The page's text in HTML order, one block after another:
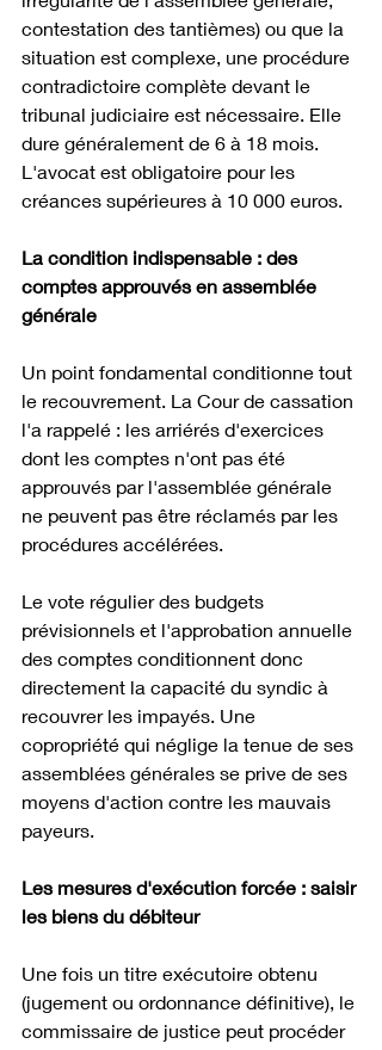
contestation des tantièmes) ou que la
situation est complexe, une procédure
contradictoire complète devant le
tribunal judiciaire est nécessaire. Elle
dure généralement de 6 à 18 mois.
L'avocat est obligatoire pour les
créances supérieures à 10 000 euros.
La condition indispensable : des
comptes approuvés en assemblée
générale
Un point fondamental conditionne tout
le recouvrement. La Cour de cassation
l'a rappelé : les arriérés d'exercices
dont les comptes n'ont pas été
approuvés par l'assemblée générale
ne peuvent pas être réclamés par les
procédures accélérées.
Le vote régulier des budgets
prévisionnels et l'approbation annuelle
des comptes conditionnent donc
directement la capacité du syndic à
recouvrer les impayés. Une
copropriété qui néglige la tenue de ses
assemblées générales se prive de ses
moyens d'action contre les mauvais
payeurs.
Les mesures d'exécution forcée : saisir
les biens du débiteur
Une fois un titre exécutoire obtenu
(jugement ou ordonnance définitive), le
commissaire de justice peut procéder